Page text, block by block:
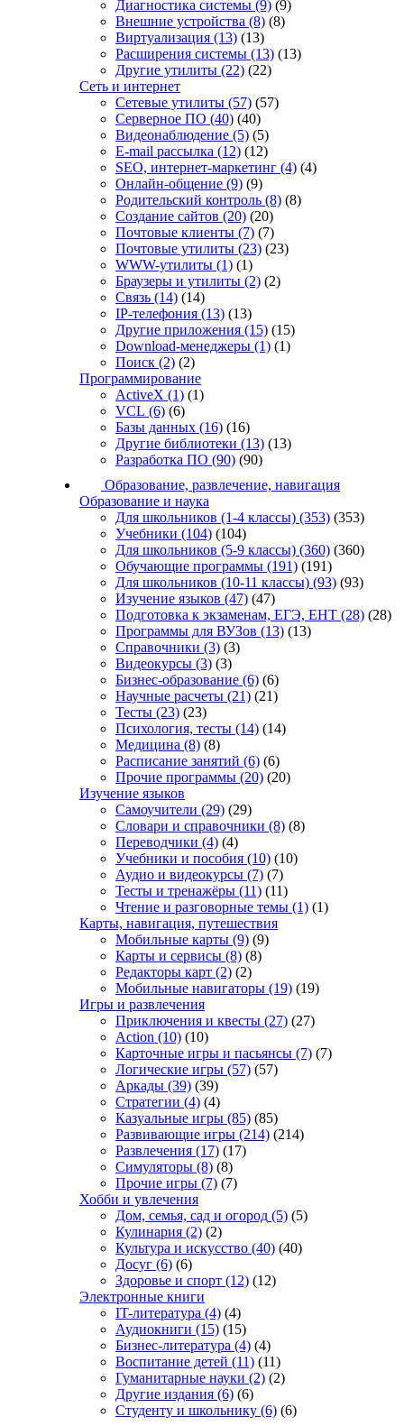
Диагностика системы (9) (9)
Внешние устройства (8) (8)
Виртуализация (13) (13)
Расширения системы (13) (13)
Другие утилиты (22) (22)
Сеть и интернет
Сетевые утилиты (57) (57)
Серверное ПО (40) (40)
Видеонаблюдение (5) (5)
E-mail рассылка (12) (12)
SEO, интернет-маркетинг (4) (4)
Онлайн-общение (9) (9)
Родительский контроль (8) (8)
Создание сайтов (20) (20)
Почтовые клиенты (7) (7)
Почтовые утилиты (23) (23)
WWW-утилиты (1) (1)
Браузеры и утилиты (2) (2)
Связь (14) (14)
IP-телефония (13) (13)
Другие приложения (15) (15)
Download-менеджеры (1) (1)
Поиск (2) (2)
Программирование
ActiveX (1) (1)
VCL (6) (6)
Базы данных (16) (16)
Другие библиотеки (13) (13)
Разработка ПО (90) (90)
Образование, развлечение, навигация
Образование и наука
Для школьников (1-4 классы) (353) (353)
Учебники (104) (104)
Для школьников (5-9 классы) (360) (360)
Обучающие программы (191) (191)
Для школьников (10-11 классы) (93) (93)
Изучение языков (47) (47)
Подготовка к экзаменам, ЕГЭ, ЕНТ (28) (28)
Программы для ВУЗов (13) (13)
Справочники (3) (3)
Видеокурсы (3) (3)
Бизнес-образование (6) (6)
Научные расчеты (21) (21)
Тесты (23) (23)
Психология, тесты (14) (14)
Медицина (8) (8)
Расписание занятий (6) (6)
Прочие программы (20) (20)
Изучение языков
Самоучители (29) (29)
Словари и справочники (8) (8)
Переводчики (4) (4)
Учебники и пособия (10) (10)
Аудио и видеокурсы (7) (7)
Тесты и тренажёры (11) (11)
Чтение и разговорные темы (1) (1)
Карты, навигация, путешествия
Мобильные карты (9) (9)
Карты и сервисы (8) (8)
Редакторы карт (2) (2)
Мобильные навигаторы (19) (19)
Игры и развлечения
Приключения и квесты (27) (27)
Action (10) (10)
Карточные игры и пасьянсы (7) (7)
Логические игры (57) (57)
Аркады (39) (39)
Стратегии (4) (4)
Казуальные игры (85) (85)
Развивающие игры (214) (214)
Развлечения (17) (17)
Симуляторы (8) (8)
Прочие игры (7) (7)
Хобби и увлечения
Дом, семья, сад и огород (5) (5)
Кулинария (2) (2)
Культура и искусство (40) (40)
Досуг (6) (6)
Здоровье и спорт (12) (12)
Электронные книги
IT-литература (4) (4)
Аудиокниги (15) (15)
Бизнес-литература (4) (4)
Воспитание детей (11) (11)
Гуманитарные науки (2) (2)
Другие издания (6) (6)
Студенту и школьнику (6) (6)